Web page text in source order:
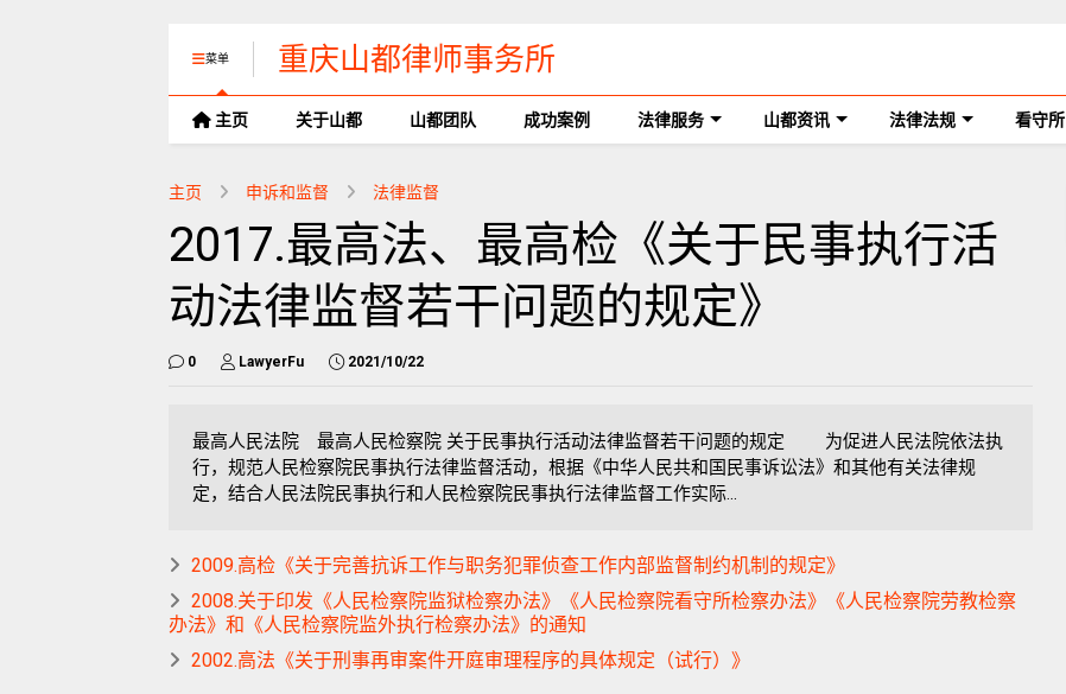
菜单 重庆山都律师事务所
主页 关于山都 山都团队 成功案例 法律服务 山都资讯 法律法规 看守所
主页 申诉和监督 法律监督
2017.最高法、最高检《关于民事执行活
动法律监督若干问题的规定》
0 LawyerFu 2021/10/22
最高人民法院 最高人民检察院 关于民事执行活动法律监督若干问题的规定 为促进人民法院依法执
行，规范人民检察院民事执行法律监督活动，根据《中华人民共和国民事诉讼法》和其他有关法律规
定，结合人民法院民事执行和人民检察院民事执行法律监督工作实际...
2009.高检《关于完善抗诉工作与职务犯罪侦查工作内部监督制约机制的规定》
2008.关于印发《人民检察院监狱检察办法》《人民检察院看守所检察办法》《人民检察院劳教检察
办法》和《人民检察院监外执行检察办法》的通知
2002.高法《关于刑事再审案件开庭审理程序的具体规定（试行）》